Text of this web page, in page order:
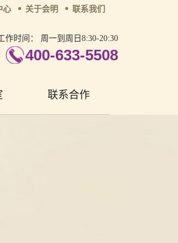
心 关于会明 联系我们
作时间： 周一到周日8:30-20:30
400-633-5508
联系合作